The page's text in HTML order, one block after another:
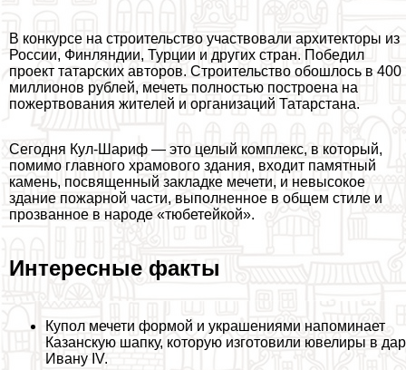
В конкурсе на строительство участвовали архитекторы из
России, Финляндии, Турции и других стран. Победил
проект татарских авторов. Строительство обошлось в 400
миллионов рублей, мечеть полностью построена на
пожертвования жителей и организаций Татарстана.
Сегодня Кул-Шариф — это целый комплекс, в который,
помимо главного храмового здания, входит памятный
камень, посвященный закладке мечети, и невысокое
здание пожарной части, выполненное в общем стиле и
прозванное в народе «тюбетейкой».
Интересные факты
Купол мечети формой и украшениями напоминает
Казанскую шапку, которую изготовили ювелиры в дар
Ивану IV.